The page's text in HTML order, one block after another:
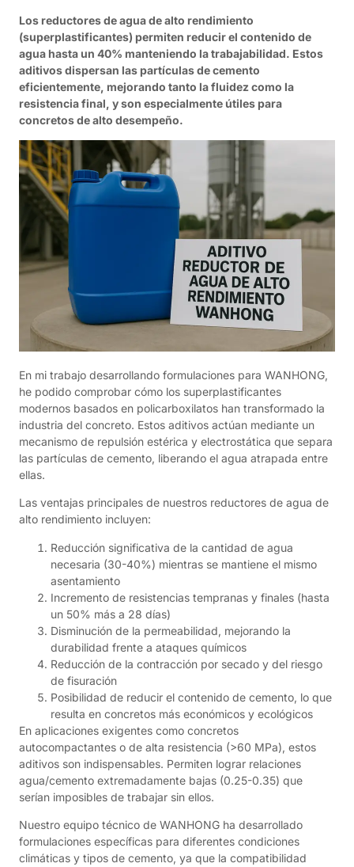
Los reductores de agua de alto rendimiento
(superplastificantes) permiten reducir el contenido de
agua hasta un 40% manteniendo la trabajabilidad. Estos
aditivos dispersan las partículas de cemento
eficientemente, mejorando tanto la fluidez como la
resistencia final, y son especialmente útiles para
concretos de alto desempeño.
En mi trabajo desarrollando formulaciones para WANHONG,
he podido comprobar cómo los superplastificantes
modernos basados en policarboxilatos han transformado la
industria del concreto. Estos aditivos actúan mediante un
mecanismo de repulsión estérica y electrostática que separa
las partículas de cemento, liberando el agua atrapada entre
ellas.
Las ventajas principales de nuestros reductores de agua de
alto rendimiento incluyen:
Reducción significativa de la cantidad de agua
necesaria (30-40%) mientras se mantiene el mismo
asentamiento
Incremento de resistencias tempranas y finales (hasta
un 50% más a 28 días)
Disminución de la permeabilidad, mejorando la
durabilidad frente a ataques químicos
Reducción de la contracción por secado y del riesgo
de fisuración
Posibilidad de reducir el contenido de cemento, lo que
resulta en concretos más económicos y ecológicos
En aplicaciones exigentes como concretos
autocompactantes o de alta resistencia (>60 MPa), estos
aditivos son indispensables. Permiten lograr relaciones
agua/cemento extremadamente bajas (0.25-0.35) que
serían imposibles de trabajar sin ellos.
Nuestro equipo técnico de WANHONG ha desarrollado
formulaciones específicas para diferentes condiciones
climáticas y tipos de cemento, ya que la compatibilidad